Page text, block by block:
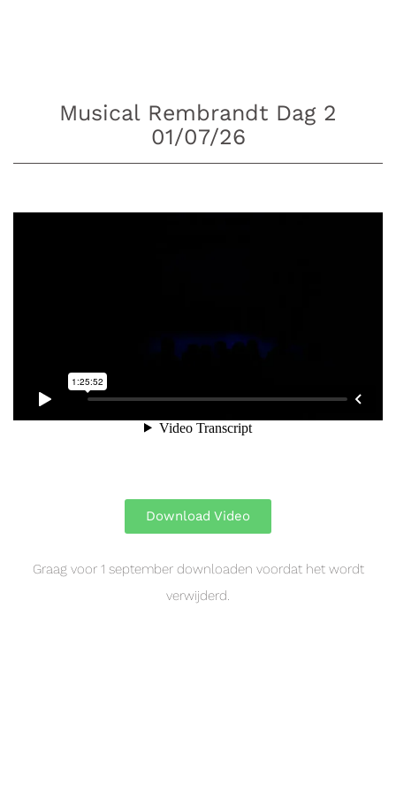
Musical Rembrandt Dag 2
01/07/26
Download Video
Graag voor 1 september downloaden voordat het wordt
verwijderd.